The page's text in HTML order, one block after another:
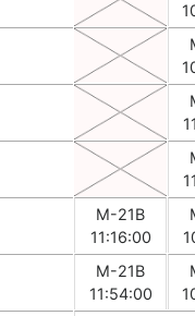
M-21B
11:16:00
M-21B
11:54:00